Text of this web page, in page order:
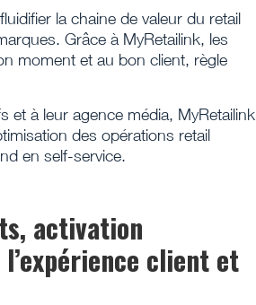
la chaine de valeur du retail
Grâce à MyRetailink, les
moment et au bon client, règle
et à leur agence média, MyRetailink
des opérations retail
en self-service.
activation
client et